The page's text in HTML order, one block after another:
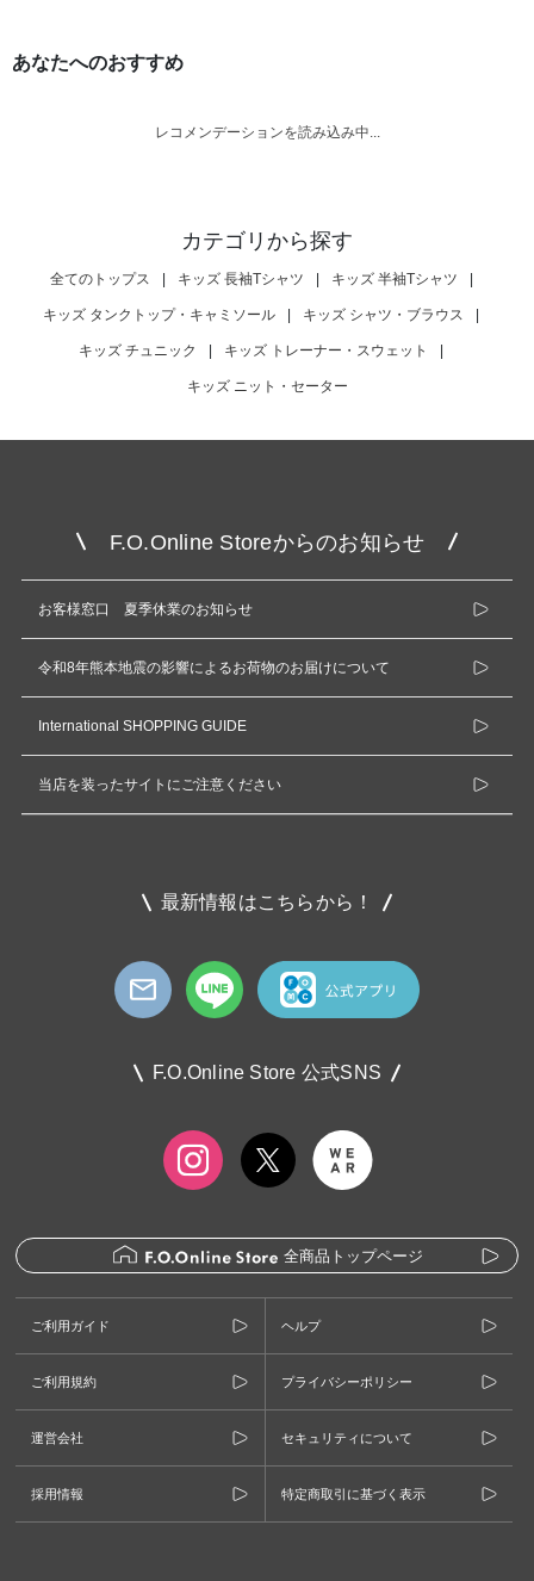
あなたへのおすすめ
レコメンデーションを読み込み中...
カテゴリから探す
全てのトップス キッズ 長袖Tシャツ キッズ 半袖Tシャツ
キッズ タンクトップ・キャミソール キッズ シャツ・ブラウス
キッズ チュニック キッズ トレーナー・スウェット
キッズ ニット・セーター
F.O.Online Storeからのお知らせ
お客様窓口 夏季休業のお知らせ
令和8年熊本地震の影響によるお荷物のお届けについて
International SHOPPING GUIDE
当店を装ったサイトにご注意ください
最新情報はこちらから！
F.O.Online Store 公式SNS
全商品トップページ
ご利用ガイド ヘルプ
ご利用規約 プライバシーポリシー
運営会社 セキュリティについて
採用情報 特定商取引に基づく表示